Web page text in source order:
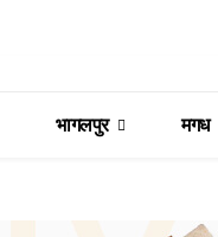
भागलपुर मगध